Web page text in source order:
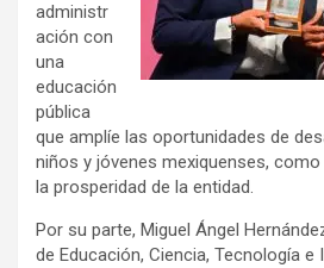
administr
ación con
una
educación
pública
que amplíe las oportunidades de
niños y jóvenes mexiquenses,
la prosperidad de la entidad.
Por su parte, Miguel Ángel
de Educación, Ciencia, Tecnología e